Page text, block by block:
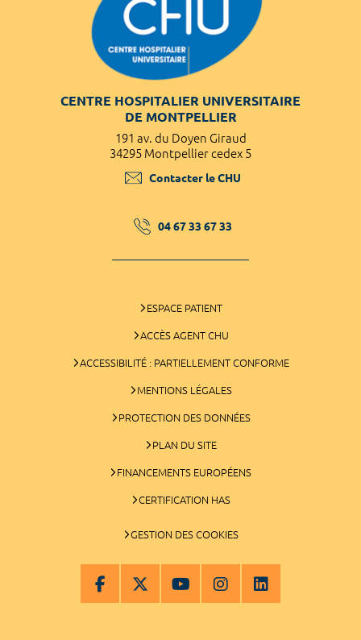
CENTRE HOSPITALIER UNIVERSITAIRE
DE MONTPELLIER
191 av. du Doyen Giraud
34295 Montpellier cedex 5
Contacter le CHU
04 67 33 67 33
ESPACE PATIENT
ACCÈS AGENT CHU
ACCESSIBILITÉ : PARTIELLEMENT CONFORME
MENTIONS LÉGALES
PROTECTION DES DONNÉES
PLAN DU SITE
FINANCEMENTS EUROPÉENS
CERTIFICATION HAS
GESTION DES COOKIES